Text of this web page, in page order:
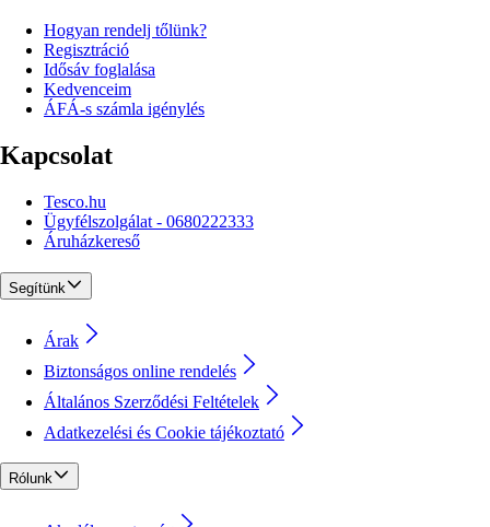
Hogyan rendelj tőlünk?
Regisztráció
Idősáv foglalása
Kedvenceim
ÁFÁ-s számla igénylés
Kapcsolat
Tesco.hu
Ügyfélszolgálat - 0680222333
Áruházkereső
Segítünk
Árak
Biztonságos online rendelés
Általános Szerződési Feltételek
Adatkezelési és Cookie tájékoztató
Rólunk